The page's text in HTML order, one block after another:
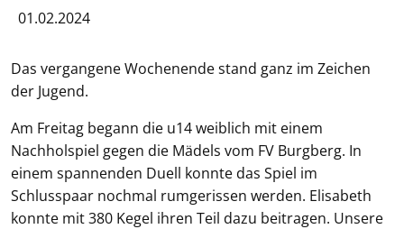
TISCHTENNIS
BOGENSCHIESSEN
01.02.2024
Das vergangene Wochenende stand ganz im Zeichen
der Jugend.
Am Freitag begann die u14 weiblich mit einem
Nachholspiel gegen die Mädels vom FV Burgberg. In
einem spannenden Duell konnte das Spiel im
Schlusspaar nochmal rumgerissen werden. Elisabeth
konnte mit 380 Kegel ihren Teil dazu beitragen. Unsere